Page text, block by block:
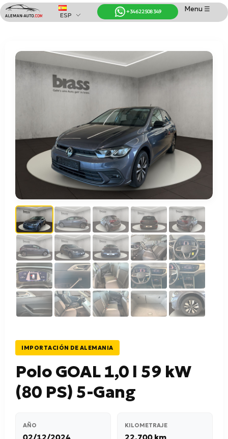
Coches de Alemania
Importación de Coches de Alemania
Menu ☰
+34 622 508 349
ESP
IMPORTACIÓN DE ALEMANIA
Polo GOAL 1,0 l 59 kW
(80 PS) 5-Gang
AÑO KILOMETRAJE